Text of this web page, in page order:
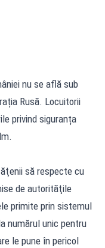
nu se află sub
Rusă. Locuitorii
privind siguranța
să respecte cu
de autorităţile
primite prin sistemul
numărul unic pentru
le pune în pericol